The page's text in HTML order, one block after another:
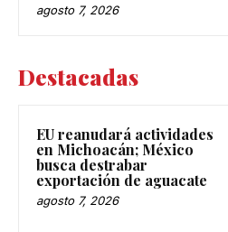
agosto 7, 2026
Destacadas
EU reanudará actividades
en Michoacán; México
busca destrabar
exportación de aguacate
agosto 7, 2026